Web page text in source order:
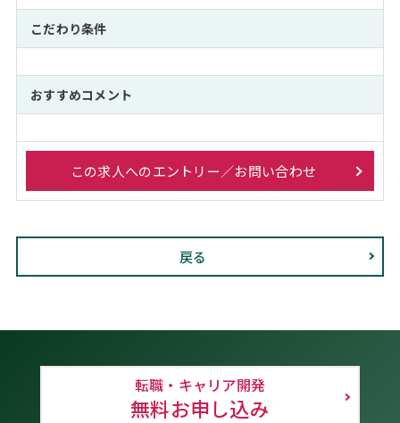
こだわり条件
おすすめコメント
この求人へのエントリー／お問い合わせ
戻る
転職・キャリア開発
無料お申し込み